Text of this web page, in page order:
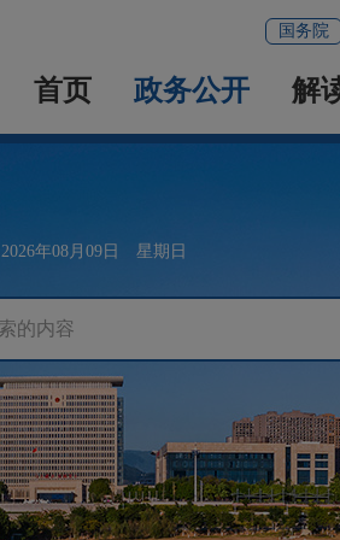
国务院
首页 政务公开 解
2026年08月09日 星期日